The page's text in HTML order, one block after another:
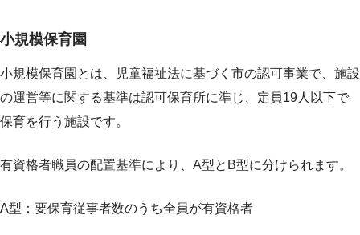
小規模保育園
小規模保育園とは、児童福祉法に基づく市の認可事業で、施設
の運営等に関する基準は認可保育所に準じ、定員19人以下で
保育を行う施設です。
有資格者職員の配置基準により、A型とB型に分けられます。
A型：要保育従事者数のうち全員が有資格者